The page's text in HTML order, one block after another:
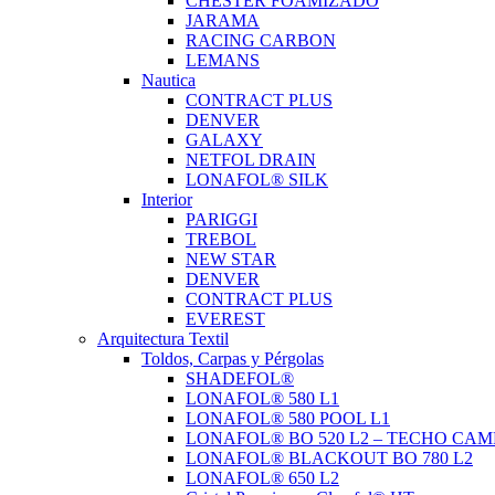
JARAMA
RACING CARBON
LEMANS
Nautica
CONTRACT PLUS
DENVER
GALAXY
NETFOL DRAIN
LONAFOL® SILK
Interior
PARIGGI
TREBOL
NEW STAR
DENVER
CONTRACT PLUS
EVEREST
Arquitectura Textil
Toldos, Carpas y Pérgolas
SHADEFOL®
LONAFOL® 580 L1
LONAFOL® 580 POOL L1
LONAFOL® BO 520 L2 – TECHO
LONAFOL® BLACKOUT BO 780 L2
LONAFOL® 650 L2